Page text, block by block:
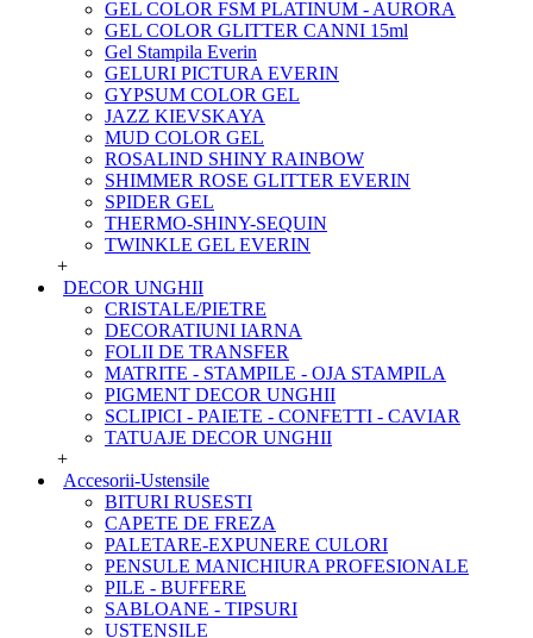
GEL COLOR FSM PLATINUM - AURORA
GEL COLOR GLITTER CANNI 15ml
Gel Stampila Everin
GELURI PICTURA EVERIN
GYPSUM COLOR GEL
JAZZ KIEVSKAYA
MUD COLOR GEL
ROSALIND SHINY RAINBOW
SHIMMER ROSE GLITTER EVERIN
SPIDER GEL
THERMO-SHINY-SEQUIN
TWINKLE GEL EVERIN
+
DECOR UNGHII
CRISTALE/PIETRE
DECORATIUNI IARNA
FOLII DE TRANSFER
MATRITE - STAMPILE - OJA STAMPILA
PIGMENT DECOR UNGHII
SCLIPICI - PAIETE - CONFETTI - CAVIAR
TATUAJE DECOR UNGHII
+
Accesorii-Ustensile
BITURI RUSESTI
CAPETE DE FREZA
PALETARE-EXPUNERE CULORI
PENSULE MANICHIURA PROFESIONALE
PILE - BUFFERE
SABLOANE - TIPSURI
USTENSILE